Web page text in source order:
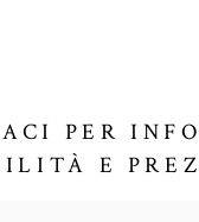
PER
E